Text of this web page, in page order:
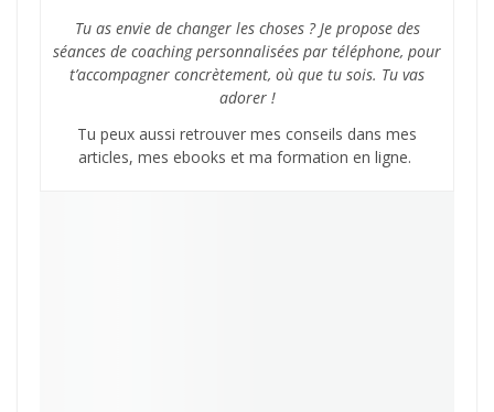
Tu as envie de changer les choses ? Je propose des
séances de coaching personnalisées par téléphone, pour
t’accompagner concrètement, où que tu sois. Tu vas
adorer !
Tu peux aussi retrouver mes conseils dans mes
articles, mes ebooks et ma formation en ligne.